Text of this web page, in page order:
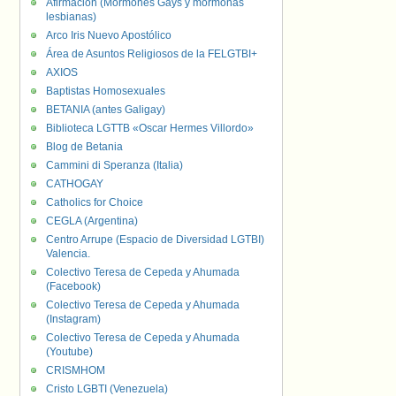
Afirmación (Mormones Gays y mormonas
lesbianas)
Arco Iris Nuevo Apostólico
Área de Asuntos Religiosos de la FELGTBI+
AXIOS
Baptistas Homosexuales
BETANIA (antes Galigay)
Biblioteca LGTTB «Oscar Hermes Villordo»
Blog de Betania
Cammini di Speranza (Italia)
CATHOGAY
Catholics for Choice
CEGLA (Argentina)
Centro Arrupe (Espacio de Diversidad LGTBI)
Valencia.
Colectivo Teresa de Cepeda y Ahumada
(Facebook)
Colectivo Teresa de Cepeda y Ahumada
(Instagram)
Colectivo Teresa de Cepeda y Ahumada
(Youtube)
CRISMHOM
Cristo LGBTI (Venezuela)